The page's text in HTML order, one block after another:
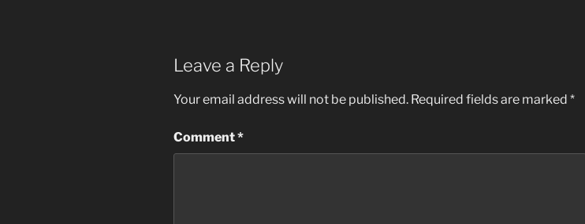
Leave a Reply
Your email address will not be published. Required fields are marked *
Comment*